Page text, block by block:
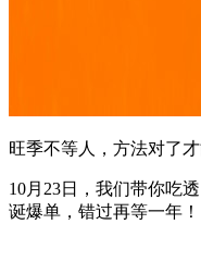
旺季不等人，方法对了才
10月23日，我们带你吃
诞爆单，错过再等一年！